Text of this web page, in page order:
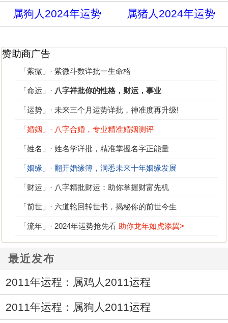
属狗人2024年运势 属猪人2024年运势
赞助商广告
「紫微」· 紫微斗数详批一生命格
「命运」· 八字祥批你的性格，财运，事业
「运势」· 未来三个月运势详批，神准度再升级!
「婚姻」· 八字合婚，专业精准婚姻测评
「姓名」· 姓名学详批，精准掌握名字正能量
「姻缘」· 翻开婚缘簿，洞悉未来十年姻缘发展
「财运」· 八字精批财运：助你掌握财富先机
「前世」· 六道轮回转世书，揭秘你的前世今生
「流年」· 2024年运势抢先看 助你龙年如虎添翼>
最近发布
2011年运程：属鸡人2011运程
2011年运程：属狗人2011运程